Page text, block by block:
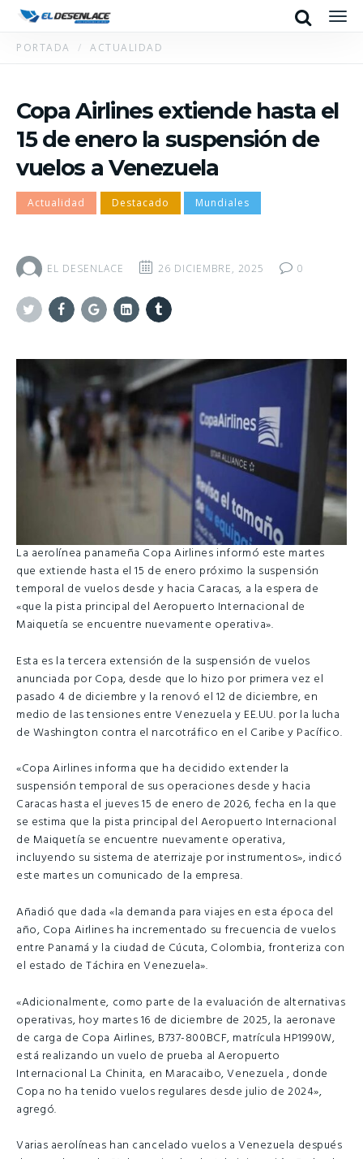
Search
PORTADA ACTUALIDAD
Copa Airlines extiende hasta el
15 de enero la suspensión de
vuelos a Venezuela
Actualidad Destacado Mundiales
EL DESENLACE 26 DICIEMBRE, 2025 0
La aerolínea panameña Copa Airlines informó este martes
que extiende hasta el 15 de enero próximo la suspensión
temporal de vuelos desde y hacia Caracas, a la espera de
«que la pista principal del Aeropuerto Internacional de
Maiquetía se encuentre nuevamente operativa».
Esta es la tercera extensión de la suspensión de vuelos
anunciada por Copa, desde que lo hizo por primera vez el
pasado 4 de diciembre y la renovó el 12 de diciembre, en
medio de las tensiones entre Venezuela y EE.UU. por la lucha
de Washington contra el narcotráfico en el Caribe y Pacífico.
«Copa Airlines informa que ha decidido extender la
suspensión temporal de sus operaciones desde y hacia
Caracas hasta el jueves 15 de enero de 2026, fecha en la que
se estima que la pista principal del Aeropuerto Internacional
de Maiquetía se encuentre nuevamente operativa,
incluyendo su sistema de aterrizaje por instrumentos», indicó
este martes un comunicado de la empresa.
Añadió que dada «la demanda para viajes en esta época del
año, Copa Airlines ha incrementado su frecuencia de vuelos
entre Panamá y la ciudad de Cúcuta, Colombia, fronteriza con
el estado de Táchira en Venezuela».
«Adicionalmente, como parte de la evaluación de alternativas
operativas, hoy martes 16 de diciembre de 2025, la aeronave
de carga de Copa Airlines, B737-800BCF, matrícula HP1990W,
está realizando un vuelo de prueba al Aeropuerto
Internacional La Chinita, en Maracaibo, Venezuela , donde
Copa no ha tenido vuelos regulares desde julio de 2024»,
agregó.
Varias aerolíneas han cancelado vuelos a Venezuela después